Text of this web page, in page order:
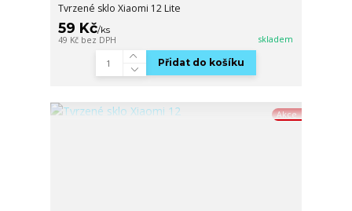
Tvrzené sklo Xiaomi 12 Lite
59 Kč/ks
49 Kč bez DPH skladem
Přidat do košíku
Akce